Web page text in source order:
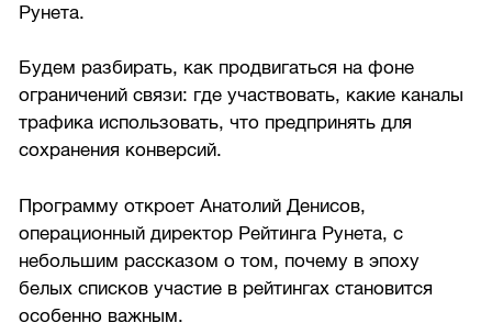
Рунета.
Будем разбирать, как продвигаться на фоне
ограничений связи: где участвовать, какие каналы
трафика использовать, что предпринять для
сохранения конверсий.
Программу откроет Анатолий Денисов,
операционный директор Рейтинга Рунета, с
небольшим рассказом о том, почему в эпоху
белых списков участие в рейтингах становится
особенно важным.